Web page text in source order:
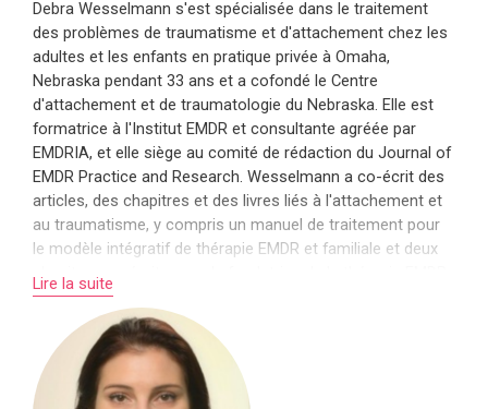
Debra Wesselmann s'est spécialisée dans le traitement
des problèmes de traumatisme et d'attachement chez les
adultes et les enfants en pratique privée à Omaha,
Nebraska pendant 33 ans et a cofondé le Centre
d'attachement et de traumatologie du Nebraska. Elle est
formatrice à l'Institut EMDR et consultante agréée par
EMDRIA, et elle siège au comité de rédaction du Journal of
EMDR Practice and Research. Wesselmann a co-écrit des
articles, des chapitres et des livres liés à l'attachement et
au traumatisme, y compris un manuel de traitement pour
le modèle intégratif de thérapie EMDR et familiale et deux
chapitres co-écrits avec la fondatrice de la thérapie EMDR,
le Dr Francine Shapiro. Elle anime des séminaires
spécialisés dans le domaine de l'attachement avec les
enfants et les adultes, et elle est invitée régulièrement à
intervenir dans de nombreuses conférences nationales et
internationales
Lire la suite